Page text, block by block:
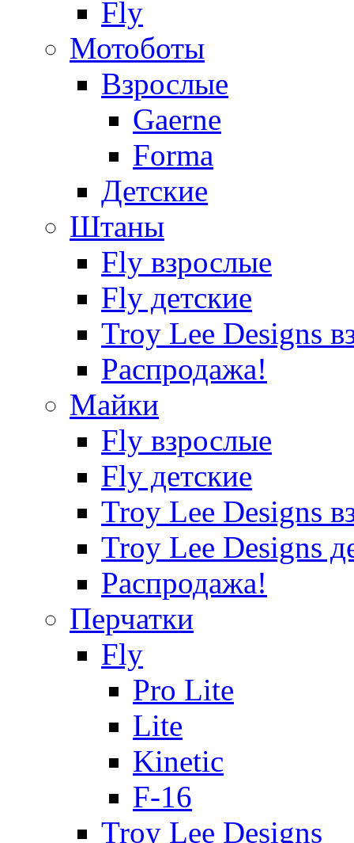
Fly
Мотоботы
Взрослые
Gaerne
Forma
Детские
Штаны
Fly взрослые
Fly детские
Troy Lee Designs
Распродажа!
Майки
Fly взрослые
Fly детские
Troy Lee Designs
Troy Lee Designs
Распродажа!
Перчатки
Fly
Pro Lite
Lite
Kinetic
F-16
Troy Lee Designs